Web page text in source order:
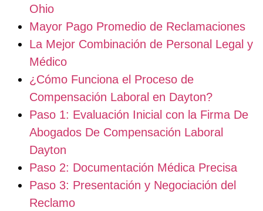
Ohio
Mayor Pago Promedio de Reclamaciones
La Mejor Combinación de Personal Legal y
Médico
¿Cómo Funciona el Proceso de
Compensación Laboral en Dayton?
Paso 1: Evaluación Inicial con la Firma De
Abogados De Compensación Laboral
Dayton
Paso 2: Documentación Médica Precisa
Paso 3: Presentación y Negociación del
Reclamo